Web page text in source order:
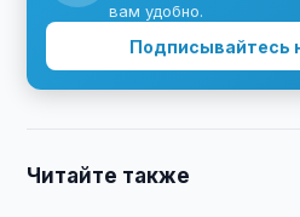
вам удобно.
Подписывайтесь
Читайте также